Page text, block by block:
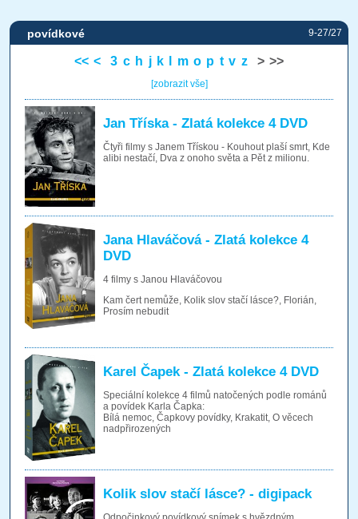
povídkové 9-27/27
<< < 3 c h j k m o p t v z > >>
[zobrazit vše]
Jan Tříska - Zlatá kolekce 4 DVD
Čtyři filmy s Janem Třískou - Kouhout plaší smrt, Kde
alibi nestačí, Dva z onoho světa a Pět z milionu.
Jana Hlaváčová - Zlatá kolekce 4
DVD
4 filmy s Janou Hlaváčovou
Kam čert nemůže, Kolik slov stačí lásce?, Florián,
Prosím nebudit
Karel Čapek - Zlatá kolekce 4 DVD
Speciální kolekce 4 filmů natočených podle románů
a povídek Karla Čapka:
Bílá nemoc, Čapkovy povídky, Krakatit, O věcech
nadpřirozených
Kolik slov stačí lásce? - digipack